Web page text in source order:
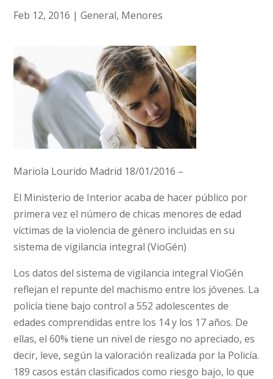
Feb 12, 2016 |General, Menores
Mariola Lourido Madrid 18/01/2016 –
El Ministerio de Interior acaba de hacer público por
primera vez el número de chicas menores de edad
víctimas de la violencia de género incluidas en su
sistema de vigilancia integral (VioGén)
Los datos del sistema de vigilancia integral VioGén
reflejan el repunte del machismo entre los jóvenes. La
policía tiene bajo control a 552 adolescentes de
edades comprendidas entre los 14 y los 17 años. De
ellas, el 60% tiene un nivel de riesgo no apreciado, es
decir, leve, según la valoración realizada por la Policía.
189 casos están clasificados como riesgo bajo, lo que